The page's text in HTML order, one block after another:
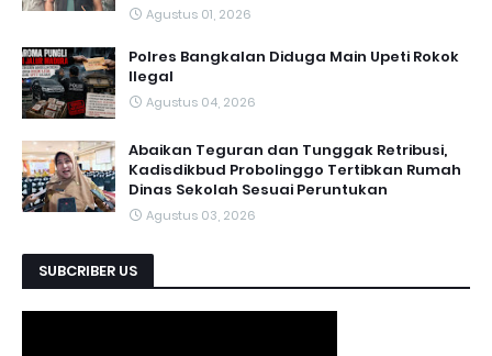
Agustus 01, 2026
Polres Bangkalan Diduga Main Upeti Rokok
Ilegal
Agustus 04, 2026
Abaikan Teguran dan Tunggak Retribusi,
Kadisdikbud Probolinggo Tertibkan Rumah
Dinas Sekolah Sesuai Peruntukan
Agustus 03, 2026
SUBCRIBER US